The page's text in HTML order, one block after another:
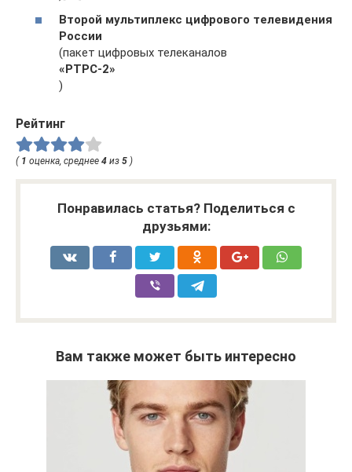
Второй мультиплекс цифрового телевидения
России
(пакет цифровых телеканалов
«РТРС-2»
)
Рейтинг
( 1 оценка, среднее 4 из 5 )
Понравилась статья? Поделиться с
друзьями:
Вам также может быть интересно